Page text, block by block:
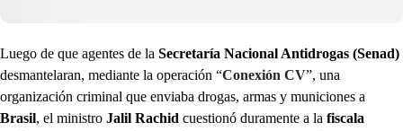
Luego de que agentes de la Secretaría Nacional Antidrogas (Senad)
desmantelaran, mediante la operación “Conexión CV”, una
organización criminal que enviaba drogas, armas y municiones a
Brasil, el ministro Jalil Rachid cuestionó duramente a la fiscala